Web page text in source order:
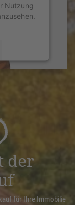
Nutzung
der
für Ihre Immobilie